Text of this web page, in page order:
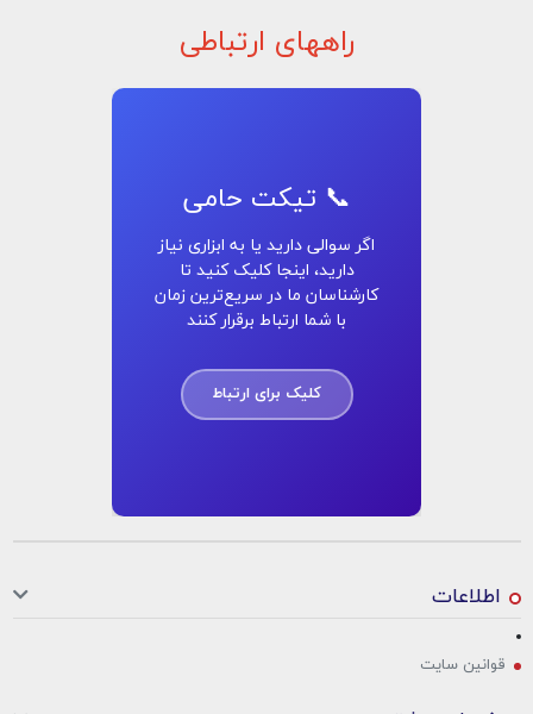
راههای ارتباطی
📞 تیکت حامی
اگر سوالی دارید یا به ابزاری نیاز
دارید، اینجا کلیک کنید تا
کارشناسان ما در سریع‌ترین زمان
با شما ارتباط برقرار کنند
کلیک برای ارتباط
اطلاعات
قوانین سایت